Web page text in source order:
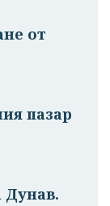
от
пазар
Дунав.